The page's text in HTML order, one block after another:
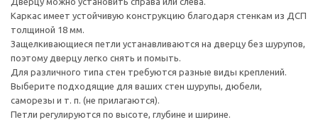
Каркас имеет устойчивую конструкцию благодаря стенкам из ДСП
толщиной 18 мм.
Защелкивающиеся петли устанавливаются на дверцу без шурупов,
поэтому дверцу легко снять и помыть.
Для различного типа стен требуются разные виды креплений.
Выберите подходящие для ваших стен шурупы, дюбели,
саморезы и т. п. (не прилагаются).
Петли регулируются по высоте, глубине и ширине.